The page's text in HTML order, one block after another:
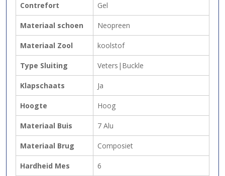
Contrefort Gel
Materiaal schoen Neopreen
Materiaal Zool koolstof
Type Sluiting Veters|Buckle
Klapschaats Ja
Hoogte Hoog
Materiaal Buis 7 Alu
Materiaal Brug Composiet
Hardheid Mes 6